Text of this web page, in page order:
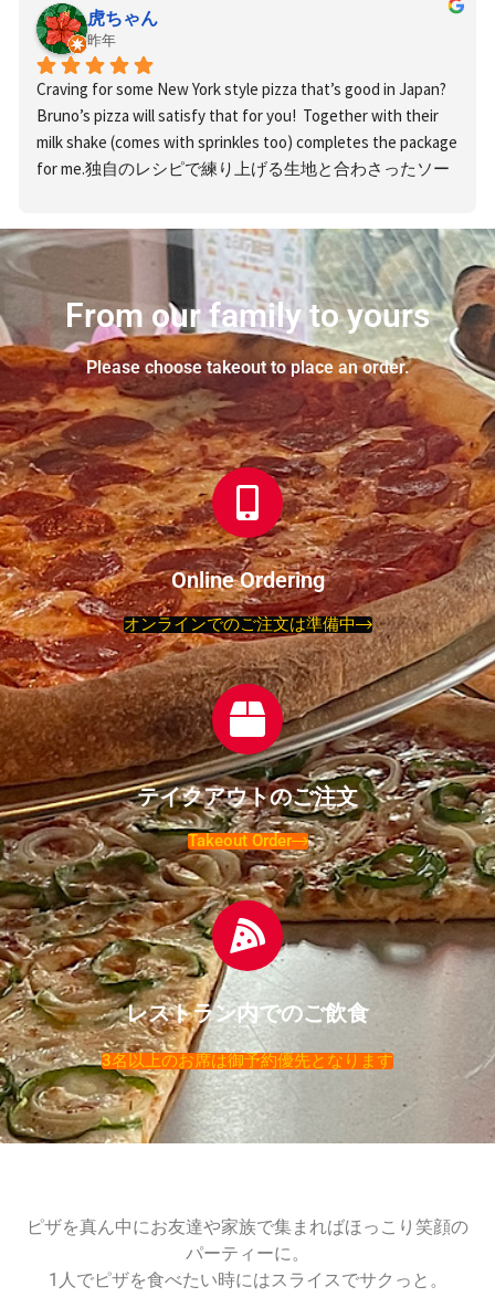
ウトもできる
めです
テイクアウト
しました。本
当に出来立て
で、箱の蓋を
開けながら帰
りました。次
回はイートイ
いです。アメ
リカンな雰囲
気で、ワクワ
クします。す
でに出来て上
がってるスラ
イスピザをオ
ーダーするこ
ともできるか
ら、気軽に1
人でいくのも
いいな。現金
オンリー。L
サイズ持ち帰
り4600円でし
た。8等分に
カットされて
るので、4〜6
人でシェアで
きる感じ。パ
フォーマンス
から見て、お
値段はそんな
もんだと思い
ます。ピザソ
ースも手作り
だし、ガーリ
ックが苦手な
私達には、
perfectでし
た！
マトソースの
が合わさっ
て、シンプル
ながら感動す
る美味しさで
はホワイトソ
ースのピザ。
サクサクの生
地に濃厚なチ
ーズがよく合
い、さらにブ
ロッコリーの
食感がしっか
り残っていて
アクセントに
なっており、
こちらも絶品
の一枚でし
た。本当はも
う一枚食べた
かったのです
が、お腹いっ
ぱいで断念し
たのが心残り
です。店内は
アメリカの70
年代を感じさ
せる雰囲気
で、まるで映
画のワンシー
ンに出てきそ
うな空間で
す。ポップな
絵も飾られて
いて、そのセ
ンスが店全体
の魅力になっ
ました。お店
とても楽しく
なりました。
きたいお店で
ます。＊予約
は絶対必須で
す。（氏名、
日時、人数、
ピザの枚数
等）＊予約し
た時間の１〜
のが良いかと
思います。店
舗近隣にコイ
ンパーキング
があり、JR桜
井駅からも近
いです。私は
駅前のコイン
パーキングに
停めました。
TikTokのLive
をたまたま拝
見してから猛
烈に気にな
り、来店の数
ヶ月前のオー
プン11時に予
約（家族の予
定が中々合わ
ない為）。11
時頃に来店
し、店内から
は良い匂いが
してたまりま
せんでした笑
ドリンクのオ
ーダーを済ま
せて、事前予
約したピザが
来るのを店内
を眺めながら
静かに待ちま
す。店舗内も
アメリカンな
雰囲気で見て
内にお待ちか
着。私がオー
たです♪少し
前に行ったの
ですがziziのピ
ザが人気
だ
xlのピザを注
文しました
が、2人だと
食べきれずお
持ち帰りをさ
せてもらいま
したので
ご
注意をクリス
マスが近かっ
たのでお店の
雰囲気もクリ
スマス仕様に
なっていまし
た^_^♡また
行きたいで
す！
とお店や近隣
ープンの11時
ちょうどを目
安に行くのが
おすすめで
車場があり、
JR桜井駅も近
いです。店内
には2人席が2
つ、4人席が1
つ、カウンタ
ー席が3つほ
どありまし
た。トイレも
あります。テ
ーブルについ
てからピザを
選び、ドリン
クは後から改
めて注文しま
す。店主さん
がおまけにお
やつをくれる
時があるの
で、お礼を伝
えると喜んで
くださりま
す。ピザは手
作り感のある
パリッとした
薄めの生地
で、zizi(サラ
ミ)とバニラコ
ーラが特にお
いしかったで
す！店主さん
は普段TikTok
の仕込み中に
は‥‥？(投げ
す！)@brunos
虎ちゃん
昨年
Craving for some New York style pizza that’s good in Japan?
Bruno’s pizza will satisfy that for you!  Together with their
milk shake (comes with sprinkles too) completes the package
for me.独自のレシピで練り上げる生地と合わさったソー
わいが良くボリューミー!ピザとシェイクで幼少時代を思
い出す
From our family to yours
Please choose takeout to place an order.
Online Ordering
オンラインでのご注文は準備中
テイクアウトのご注文
Takeout Order
レストラン内でのご飲食
3名以上のお席は御予約優先となります
ピザを真ん中にお友達や家族で集まればほっこり笑顔の
パーティーに。
1人でピザを食べたい時にはスライスでサクっと。